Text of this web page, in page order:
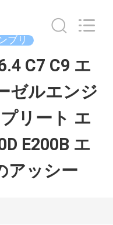
ブリ
C7 C9 エ
ゼルエンジ
リート エ
E200B エ
アッシー